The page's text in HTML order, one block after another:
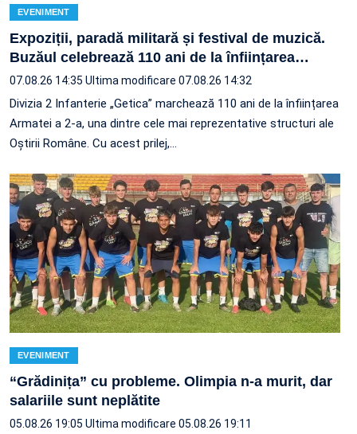
EVENIMENT
Expoziții, paradă militară și festival de muzică.
Buzăul celebrează 110 ani de la înființarea…
07.08.26 14:35 Ultima modificare 07.08.26 14:32
Divizia 2 Infanterie „Getica” marchează 110 ani de la înființarea
Armatei a 2-a, una dintre cele mai reprezentative structuri ale
Oștirii Române. Cu acest prilej,…
EVENIMENT
“Grădinița” cu probleme. Olimpia n-a murit, dar
salariile sunt neplătite
05.08.26 19:05 Ultima modificare 05.08.26 19:11